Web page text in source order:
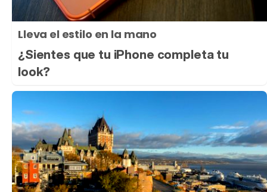
Lleva el estilo en la mano
¿Sientes que tu iPhone completa tu
look?